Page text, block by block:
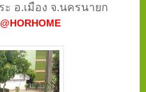
อ.เมือง จ.นครนายก
@HORHOME